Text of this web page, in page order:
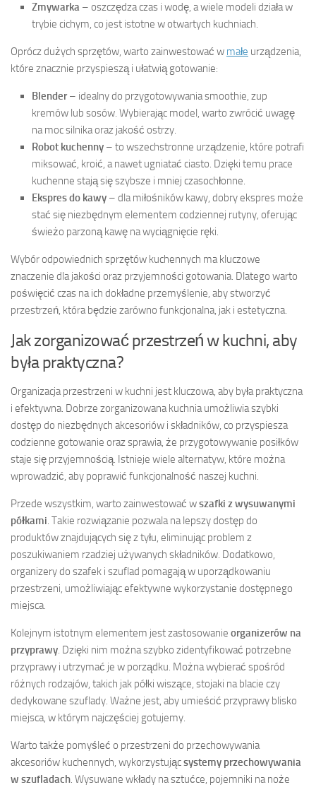
Zmywarka – oszczędza czas i wodę, a wiele modeli działa w
trybie cichym, co jest istotne w otwartych kuchniach.
Oprócz dużych sprzętów, warto zainwestować w małe urządzenia,
które znacznie przyspieszą i ułatwią gotowanie:
Blender– idealny do przygotowywania smoothie, zup
kremów lub sosów. Wybierając model, warto zwrócić uwagę
na moc silnika oraz jakość ostrzy.
Robot kuchenny – to wszechstronne urządzenie, które potrafi
miksować, kroić, a nawet ugniatać ciasto. Dzięki temu prace
kuchenne stają się szybsze i mniej czasochłonne.
Ekspres do kawy – dla miłośników kawy, dobry ekspres może
stać się niezbędnym elementem codziennej rutyny, oferując
świeżo parzoną kawę na wyciągnięcie ręki.
Wybór odpowiednich sprzętów kuchennych ma kluczowe
znaczenie dla jakości oraz przyjemności gotowania. Dlatego warto
poświęcić czas na ich dokładne przemyślenie, aby stworzyć
przestrzeń, która będzie zarówno funkcjonalna, jak i estetyczna.
Jak zorganizować przestrzeń w kuchni, aby
była praktyczna?
Organizacja przestrzeni w kuchni jest kluczowa, aby była praktyczna
i efektywna. Dobrze zorganizowana kuchnia umożliwia szybki
dostęp do niezbędnych akcesoriów i składników, co przyspiesza
codzienne gotowanie oraz sprawia, że przygotowywanie posiłków
staje się przyjemnością. Istnieje wiele alternatyw, które można
wprowadzić, aby poprawić funkcjonalność naszej kuchni.
Przede wszystkim, warto zainwestować wszafki z wysuwanymi
półkami. Takie rozwiązanie pozwala na lepszy dostęp do
produktów znajdujących się z tyłu, eliminując problem z
poszukiwaniem rzadziej używanych składników. Dodatkowo,
organizery do szafek i szuflad pomagają w uporządkowaniu
przestrzeni, umożliwiając efektywne wykorzystanie dostępnego
miejsca.
Kolejnym istotnym elementem jest zastosowanie organizerów na
przyprawy. Dzięki nim można szybko zidentyfikować potrzebne
przyprawy i utrzymać je w porządku. Można wybierać spośród
różnych rodzajów, takich jak półki wiszące, stojaki na blacie czy
dedykowane szuflady. Ważne jest, aby umieścić przyprawy blisko
miejsca, w którym najczęściej gotujemy.
Warto także pomyśleć o przestrzeni do przechowywania
akcesoriów kuchennych, wykorzystującsystemy przechowywania
w szufladach. Wysuwane wkłady na sztućce, pojemniki na noże